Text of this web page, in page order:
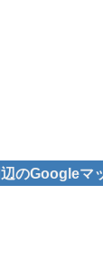
のGoogleマ